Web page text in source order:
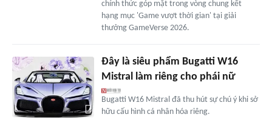
chính thức góp mặt trong vòng chung kết
hạng mục 'Game vượt thời gian' tại giải
thưởng GameVerse 2026.
Đây là siêu phẩm Bugatti W16
Mistral làm riêng cho phái nữ
Bugatti W16 Mistral đã thu hút sự chú ý khi sở
hữu cấu hình cá nhân hóa riêng.